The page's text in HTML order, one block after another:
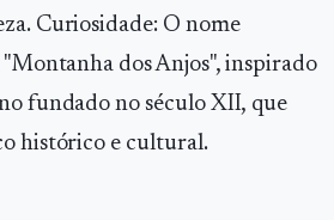
Curiosidade: O nome
dos Anjos", inspirado
fundado no século XII, que
histórico e cultural.